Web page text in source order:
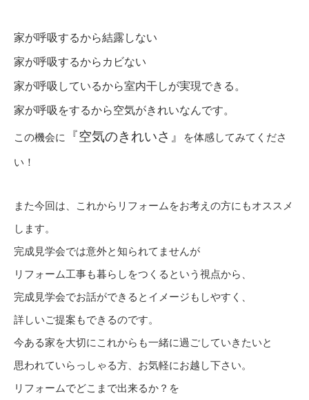
家が呼吸するから結露しない
家が呼吸するからカビない
家が呼吸しているから室内干しが実現できる。
家が呼吸をするから空気がきれいなんです。
この機会に 『空気のきれいさ』 を体感してみてくださ
い！
また今回は、これからリフォームをお考えの方にもオススメ
します。
完成見学会では意外と知られてませんが
リフォーム工事も暮らしをつくるという視点から、
完成見学会でお話ができるとイメージもしやすく、
詳しいご提案もできるのです。
今ある家を大切にこれからも一緒に過ごしていきたいと
思われていらっしゃる方、お気軽にお越し下さい。
リフォームでどこまで出来るか？を